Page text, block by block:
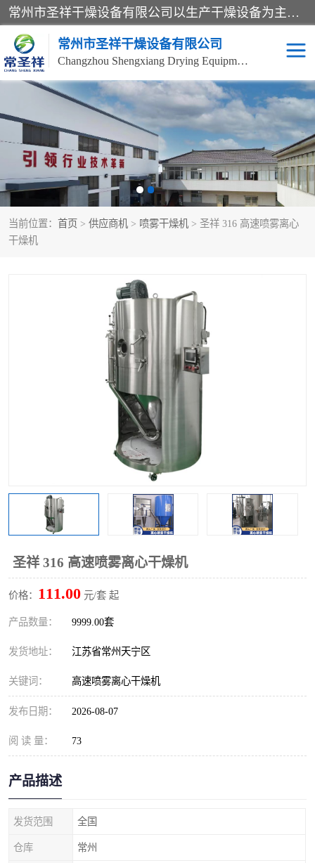
常州市圣祥干燥设备有限公司以生产干燥设备为主导产品，提供：干燥设备、干燥机、混合机、气流干燥机、烘箱、热风循环烘箱、沸腾干燥机、烘干机、喷雾干燥机等产品的生产、制造与销售服务。
常州市圣祥干燥设备有限公司
Changzhou Shengxiang Drying Equipment Co. , Ltd.
当前位置： 首页 > 供应商机 > 喷雾干燥机 > 圣祥 316 高速喷雾离心
干燥机
圣祥 316 高速喷雾离心干燥机
价格： 111.00 元/套 起
产品数量： 9999.00套
发货地址： 江苏省常州天宁区
关键词： 高速喷雾离心干燥机
发布日期： 2026-08-07
阅 读 量： 73
产品描述
发货范围 全国
仓库 常州
单锥真空干燥机 双锥真空干燥机
气流干燥机 滚筒刮板干燥机
干燥机 闪蒸干燥机
桨叶干燥机 高速混合机
带式干燥机
单锥螺带真空干燥机 沸腾干燥机
方形圆形真空干燥机 真空耙式干燥机
喷雾干燥机
盘式干燥机